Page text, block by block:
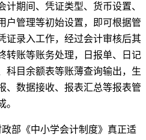
期间、凭证类型、货币设置、
户管理等初始设置，即可根据管
证录入工作，经过会计审核后其
转账等账务处理，日报单、日记
科目余额表等账薄查询输出，生
、数据接收、报表汇总等报表管
。
部《中小学会计制度》真正适